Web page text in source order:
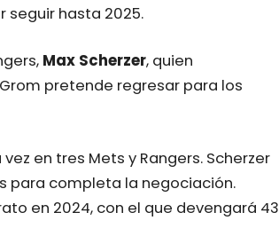
seguir hasta 2025.
Max Scherzer, quien
pretende regresar para los
en tres Mets y Rangers. Scherzer
para completa la negociación.
en 2024, con el que devengará 43